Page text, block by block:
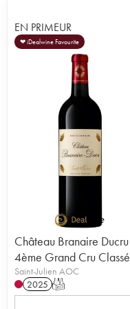
EN PRIMEUR
❤ iDealwine Favourite
Château Branaire Ducru
4ème Grand Cru Classé
Saint-Julien AOC
2025 T